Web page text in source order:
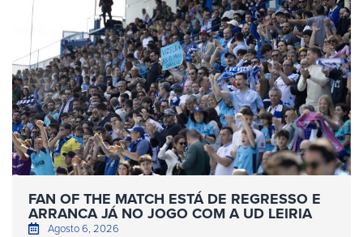
FAN OF THE MATCH ESTÁ DE REGRESSO E
ARRANCA JÁ NO JOGO COM A UD LEIRIA
Agosto 6, 2026